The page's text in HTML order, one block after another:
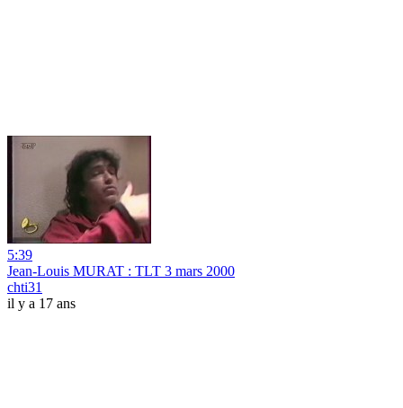
5:39
Jean-Louis MURAT : TLT 3 mars 2000
chti31
il y a 17 ans